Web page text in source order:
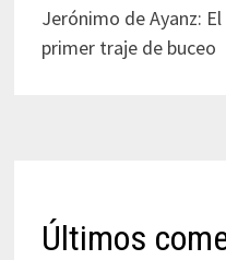
Jerónimo de Ayanz:
primer traje de buceo
Últimos